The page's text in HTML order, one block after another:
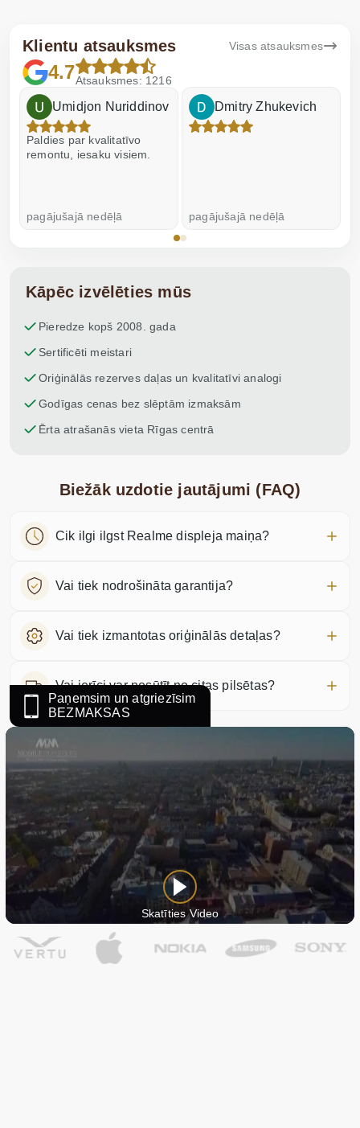
Klientu atsauksmes Visas atsauksmes
4.7Atsauksmes: 1216
Umidjon Nuriddinov
Paldies par kvalitatīvo
remontu, iesaku visiem.
pagājušajā nedēļā
Dmitry Zhukevich
pagājušajā nedēļā
Kāpēc izvēlēties mūs
Pieredze kopš 2008. gada
Sertificēti meistari
Oriģinālās rezerves daļas un kvalitatīvi analogi
Godīgas cenas bez slēptām izmaksām
Ērta atrašanās vieta Rīgas centrā
Biežāk uzdotie jautājumi (FAQ)
Cik ilgi ilgst Realme displeja maiņa?
Vai tiek nodrošināta garantija?
Vai tiek izmantotas oriģinālās detaļas?
Vai ierīci var nosūtīt no citas pilsētas?
Paņemsim un atgriezīsim
BEZMAKSAS
Skatīties Video